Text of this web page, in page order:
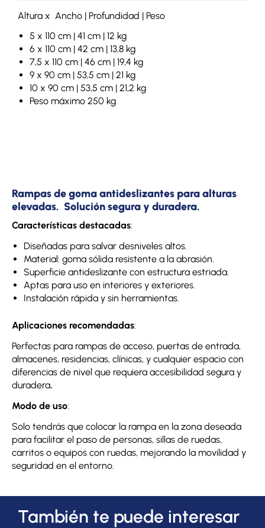
Altura x Ancho | Profundidad | Peso
5 x 110 cm | 41 cm | 12 kg
6 x 110 cm | 42 cm | 13,8 kg
7,5 x 110 cm | 46 cm | 19,4 kg
9 x 90 cm | 53,5 cm | 21 kg
10 x 90 cm | 53,5 cm | 21,2 kg
Peso máximo 250 kg
Rampas de goma antideslizantes para alturas
elevadas. Solución segura y duradera.
Características destacadas:
Diseñadas para salvar desniveles altos.
Material: goma sólida resistente a la abrasión.
Superficie antideslizante con estructura estriada.
Aptas para uso en interiores y exteriores.
Instalación rápida y sin herramientas.
Aplicaciones recomendadas:
Perfectas para rampas de acceso, puertas de entrada,
almacenes, residencias, clínicas, y cualquier espacio con
diferencias de nivel que requiera accesibilidad segura y
duradera.
Modo de uso:
Solo tendrás que colocar la rampa en la zona deseada
para facilitar el paso de personas, sillas de ruedas,
carritos o equipos con ruedas, mejorando la movilidad y
seguridad en el entorno.
También te puede interesar